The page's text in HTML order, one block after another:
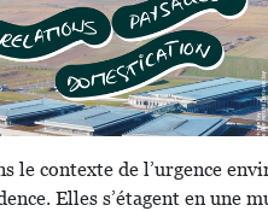
le contexte de l’urgence
Elles s’étagent en une